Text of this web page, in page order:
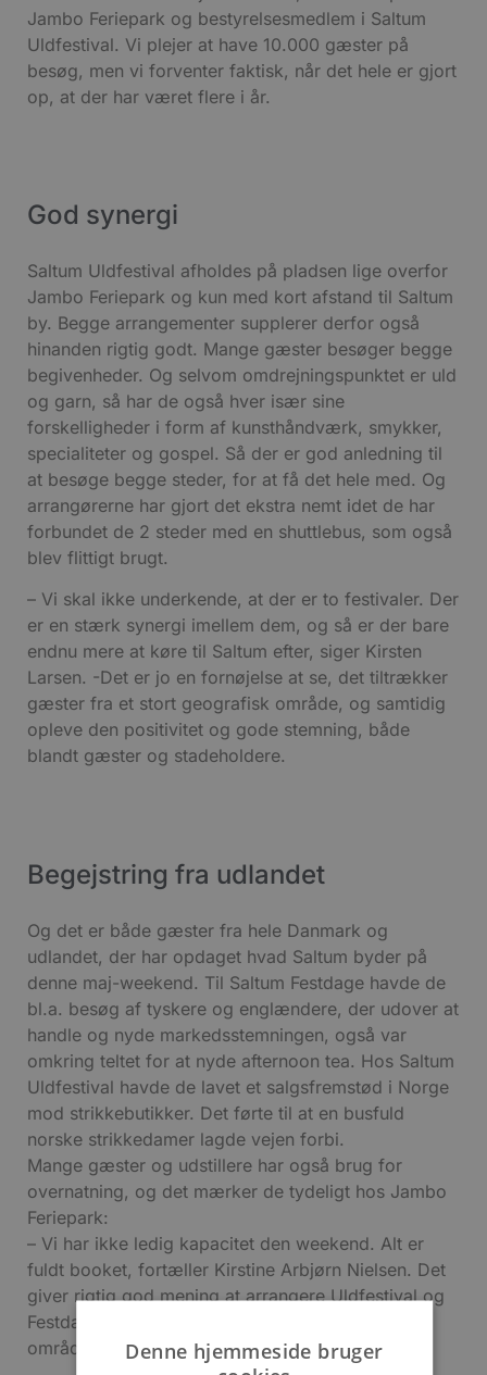
Jambo Feriepark og bestyrelsesmedlem i Saltum
Uldfestival. Vi plejer at have 10.000 gæster på
besøg, men vi forventer faktisk, når det hele er gjort
op, at der har været flere i år.
God synergi
Saltum Uldfestival afholdes på pladsen lige overfor
Jambo Feriepark og kun med kort afstand til Saltum
by. Begge arrangementer supplerer derfor også
hinanden rigtig godt. Mange gæster besøger begge
begivenheder. Og selvom omdrejningspunktet er uld
og garn, så har de også hver især sine
forskelligheder i form af kunsthåndværk, smykker,
specialiteter og gospel. Så der er god anledning til
at besøge begge steder, for at få det hele med. Og
arrangørerne har gjort det ekstra nemt idet de har
forbundet de 2 steder med en shuttlebus, som også
blev flittigt brugt.
– Vi skal ikke underkende, at der er to festivaler. Der
er en stærk synergi imellem dem, og så er der bare
endnu mere at køre til Saltum efter, siger Kirsten
Larsen. -Det er jo en fornøjelse at se, det tiltrækker
gæster fra et stort geografisk område, og samtidig
opleve den positivitet og gode stemning, både
blandt gæster og stadeholdere.
Begejstring fra udlandet
Og det er både gæster fra hele Danmark og
udlandet, der har opdaget hvad Saltum byder på
denne maj-weekend. Til Saltum Festdage havde de
bl.a. besøg af tyskere og englændere, der udover at
handle og nyde markedsstemningen, også var
omkring teltet for at nyde afternoon tea. Hos Saltum
Uldfestival havde de lavet et salgsfremstød i Norge
mod strikkebutikker. Det førte til at en busfuld
norske strikkedamer lagde vejen forbi.
Mange gæster og udstillere har også brug for
overnatning, og det mærker de tydeligt hos Jambo
Feriepark:
– Vi har ikke ledig kapacitet den weekend. Alt er
fuldt booket, fortæller Kirstine Arbjørn Nielsen. Det
giver rigtig god mening at arrangere Uldfestival og
Festdage, og det har stor betydning for hele
området.
Denne hjemmeside bruger